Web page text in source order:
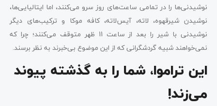
نوشیدنی‌ها را در تمامی ساعت‌های روز سرو می‌کنند، اما ایتالیایی‌ها،
نوشیدن شیرقهوه، لاته، آیس‌لاته، کافه موکا و ترکیب‌های دیگر
نوشیدنی‌ با شیر را بعد از ساعت 11 ظهر متوقف می‌کنند؛ چرا که
نمی‌خواهند شبیه گردشگرانی که از این موضوع بی‌خبرند به نظر برسند.
این تراموا، شما را به گذشته پیوند
می‌زند!